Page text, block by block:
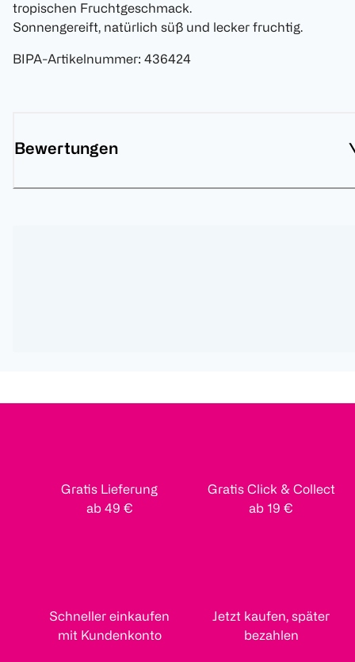
tropischen Fruchtgeschmack.
Sonnengereift, natürlich süß und lecker fruchtig.
BIPA-Artikelnummer: 436424
Bewertungen
Gratis Lieferung
ab 49 €
Gratis Click & Collect
ab 19 €
Schneller einkaufen
mit Kundenkonto
Jetzt kaufen, später
bezahlen